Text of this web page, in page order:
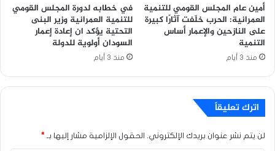
أمين عام المجلس القومي للتنمية
العمرانية: الحرب خلّفت آثارًا كبيرة
على النازحين والإعمار أساس
التنمية
منذ 3 أيام
في خطابه لدورة المجلس القومي
للتنمية العمرانية وزير البنى
التحتية يؤكد ان إعادة إعمار
السودان أولوية للدولة
منذ 3 أيام
اترك تعليقاً
لن يتم نشر عنوان بريدك الإلكتروني. الحقول الإلزامية مشار إليها بـ *